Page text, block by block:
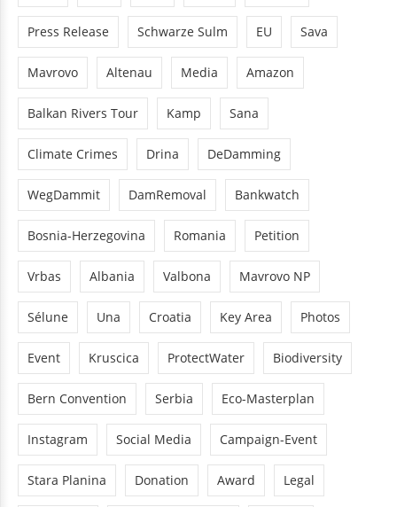
Press Release Schwarze Sulm EU Sava
Mavrovo Altenau Media Amazon
Balkan Rivers Tour Kamp Sana
Climate Crimes Drina DeDamming
WegDammit DamRemoval Bankwatch
Bosnia-Herzegovina Romania Petition
Vrbas Albania Valbona Mavrovo NP
Sélune Una Croatia Key Area Photos
Event Kruscica ProtectWater Biodiversity
Bern Convention Serbia Eco-Masterplan
Instagram Social Media Campaign-Event
Stara Planina Donation Award Legal